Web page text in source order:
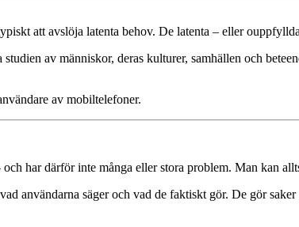
att avslöja latenta behov. De latenta – eller
av människor, deras kulturer, samhällen och
av mobiltelefoner.
har därför inte många eller stora problem. Man kan
användarna säger och vad de faktiskt gör. De gör